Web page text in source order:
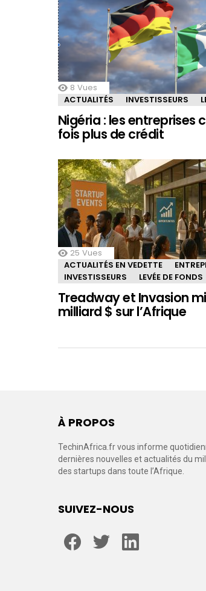
8 Vues
ACTUALITÉS
INVESTISSEURS
Nigéria : les entreprises
fois plus de crédit
25 Vues
ACTUALITÉS EN VEDETTE
INVESTISSEURS
LEVÉE DE FONDS
Treadway et Invasion
milliard $ sur l’Afrique
À PROPOS
TechinAfrica.fr vous informe
dernières nouvelles et actualités du
des startups dans toute l’Afrique.
SUIVEZ-NOUS